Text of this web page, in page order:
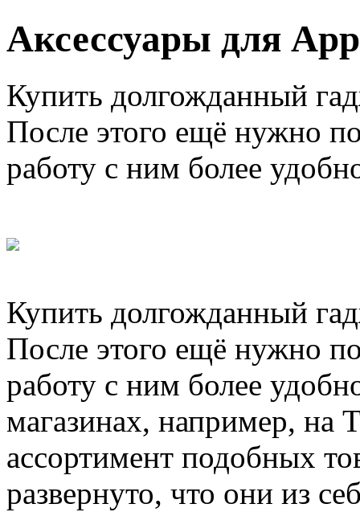
Аксессуары для
Купить долгожданный
После этого ещё нужно
работу с ним более
Купить долгожданный
После этого ещё нужно
работу с ним более
магазинах, например, на
ассортимент подобных
развернуто, что они из